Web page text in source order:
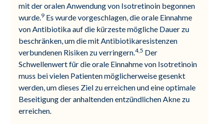
mit der oralen Anwendung von Isotretinoin begonnen
wurde.9 Es wurde vorgeschlagen, die orale Einnahme
von Antibiotika auf die kürzeste mögliche Dauer zu
beschränken, um die mit Antibiotikaresistenzen
verbundenen Risiken zu verringern.4,5 Der
Schwellenwert für die orale Einnahme von Isotretinoin
muss bei vielen Patienten möglicherweise gesenkt
werden, um dieses Ziel zu erreichen und eine optimale
Beseitigung der anhaltenden entzündlichen Akne zu
erreichen.